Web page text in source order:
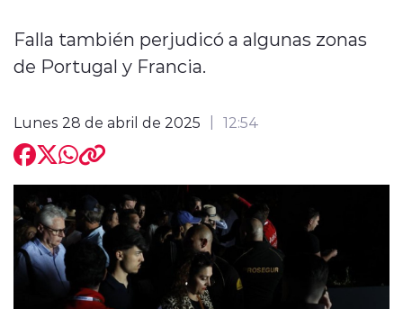
Entrevistas
modo claro
Falla también perjudicó a algunas zonas
de Portugal y Francia.
Lunes 28 de abril de 2025 12:54